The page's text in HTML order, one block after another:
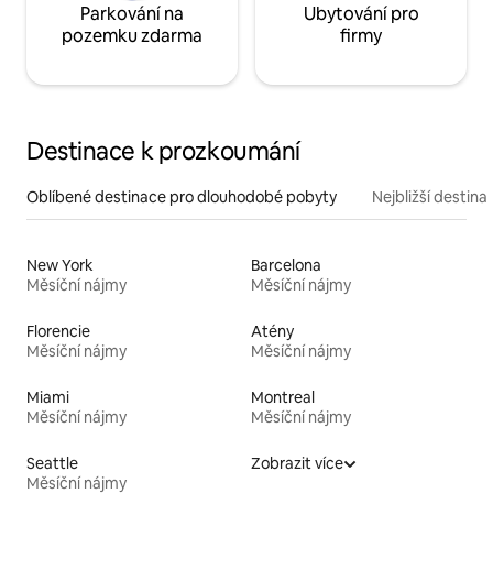
Parkování na
pozemku zdarma
Ubytování pro
firmy
Destinace k prozkoumání
Oblíbené destinace pro dlouhodobé pobyty Nejbližší
New York
Měsíční nájmy
Barcelona
Měsíční nájmy
Florencie
Měsíční nájmy
Atény
Měsíční nájmy
Miami
Měsíční nájmy
Montreal
Měsíční nájmy
Seattle
Měsíční nájmy
Zobrazit více